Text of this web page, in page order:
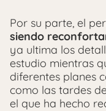
Por su parte, el
siendo
ya ultima los
estudio mientras
diferentes planes
como las tardes
el que ha hecho